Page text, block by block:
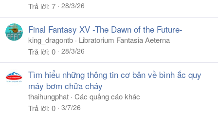
Trả lời 7 28/3/26
Final Fantasy XV -The Dawn of the Future-
king_dragontb
Libratorium Fantasia Aeterna
Trả lời 0 28/3/26
Tìm hiểu những thông tin cơ bản về bình ắc quy
máy bơm chữa cháy
thaihungphat Các quảng cáo khác
Trả lời 0 3/7/26